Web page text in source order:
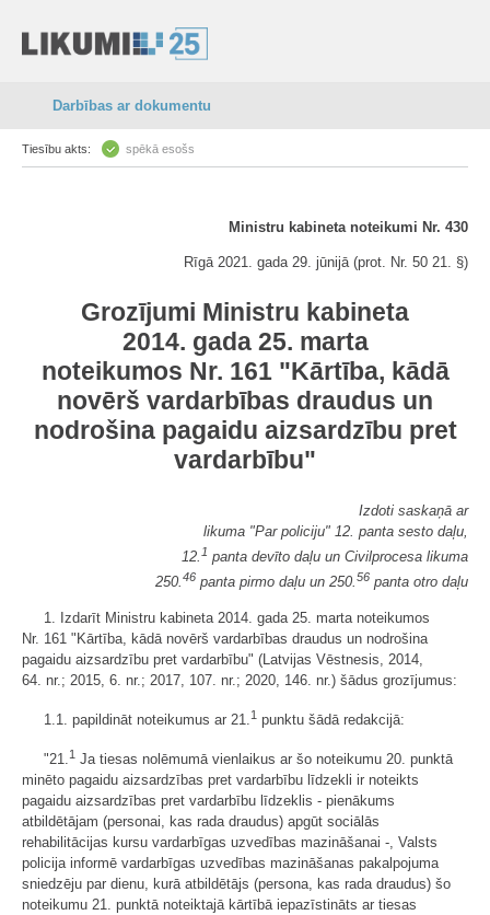
Darbības ar dokumentu
Tiesību akts: spēkā esošs
Ministru kabineta noteikumi Nr. 430
Rīgā 2021. gada 29. jūnijā (prot. Nr. 50 21. §)
Grozījumi Ministru kabineta
2014. gada 25. marta
noteikumos Nr. 161 "Kārtība, kādā
novērš vardarbības draudus un
nodrošina pagaidu aizsardzību pret
vardarbību"
Izdoti saskaņā ar
likuma "Par policiju" 12. panta sesto daļu,
12. 1 panta devīto daļu un Civilprocesa likuma
250.46 panta pirmo daļu un 250.56 panta otro daļu
1. Izdarīt Ministru kabineta 2014. gada 25. marta noteikumos
Nr. 161 "Kārtība, kādā novērš vardarbības draudus un nodrošina
pagaidu aizsardzību pret vardarbību" (Latvijas Vēstnesis, 2014,
64. nr.; 2015, 6. nr.; 2017, 107. nr.; 2020, 146. nr.) šādus grozījumus:
1.1. papildināt noteikumus ar 21. 1 punktu šādā redakcijā:
"21.1 Ja tiesas nolēmumā vienlaikus ar šo noteikumu 20. punktā
minēto pagaidu aizsardzības pret vardarbību līdzekli ir noteikts
pagaidu aizsardzības pret vardarbību līdzeklis - pienākums
atbildētājam (personai, kas rada draudus) apgūt sociālās
rehabilitācijas kursu vardarbīgas uzvedības mazināšanai -, Valsts
policija informē vardarbīgas uzvedības mazināšanas pakalpojuma
sniedzēju par dienu, kurā atbildētājs (persona, kas rada draudus) šo
noteikumu 21. punktā noteiktajā kārtībā iepazīstināts ar tiesas